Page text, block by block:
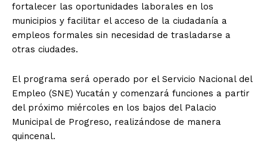
fortalecer las oportunidades laborales en los
municipios y facilitar el acceso de la ciudadanía a
empleos formales sin necesidad de trasladarse a
otras ciudades.
El programa será operado por el Servicio Nacional del
Empleo (SNE) Yucatán y comenzará funciones a partir
del próximo miércoles en los bajos del Palacio
Municipal de Progreso, realizándose de manera
quincenal.